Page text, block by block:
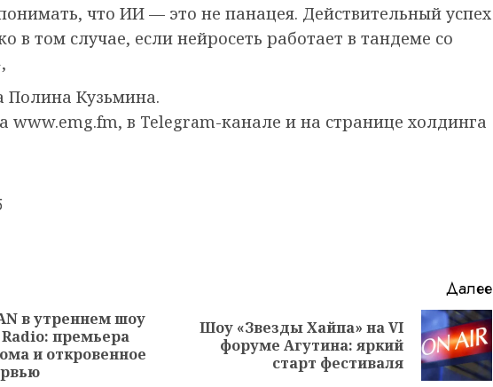
что ИИ — это не панацея. Действительный успех
в том случае, если нейросеть работает в тандеме со
Кузьмина.
www.emg.fm, в Telegram-канале и на странице холдинга
Предыдущая
в утреннем шоу
премьера
и откровенное
Далее
Следующая
Шоу «Звезды Хайпа» на VI
форуме Агутина: яркий
старт фестиваля